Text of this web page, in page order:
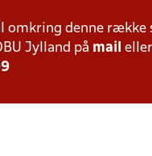
omkring denne række
Jylland på mail